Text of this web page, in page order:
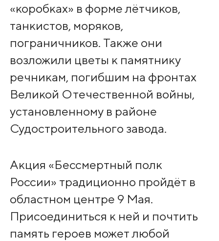
«коробках» в форме лётчиков,
танкистов, моряков,
пограничников. Также они
возложили цветы к памятнику
речникам, погибшим на фронтах
Великой Отечественной войны,
установленному в районе
Судостроительного завода.
Акция «Бессмертный полк
России» традиционно пройдёт в
областном центре 9 Мая.
Присоединиться к ней и почтить
память героев может любой